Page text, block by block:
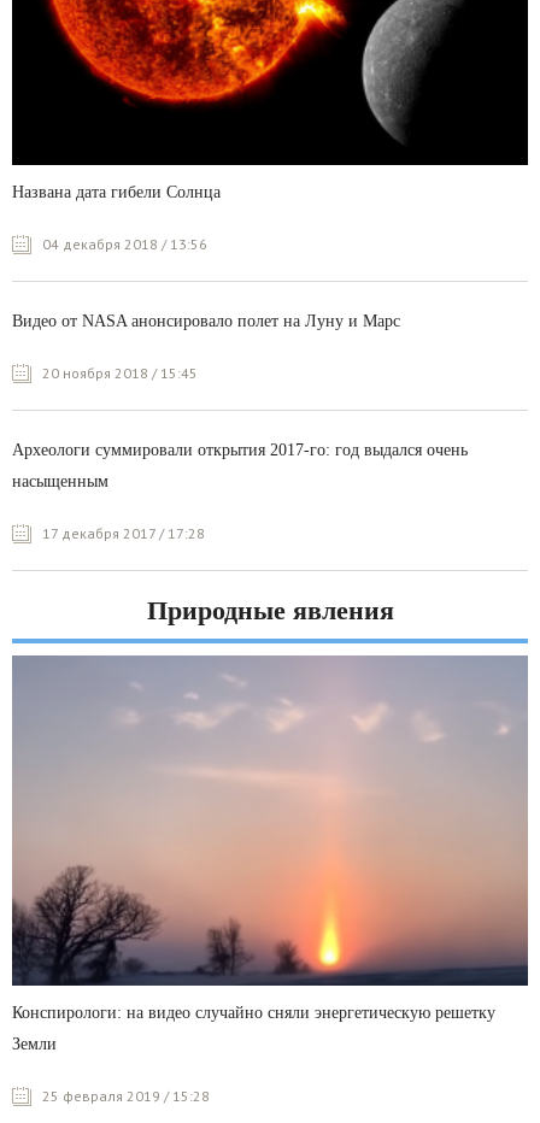
Названа дата гибели Солнца
04 декабря 2018 / 13:56
Видео от NASA анонсировало полет на Луну и Марс
20 ноября 2018 / 15:45
Археологи суммировали открытия 2017-го: год выдался очень
насыщенным
17 декабря 2017 / 17:28
Природные явления
Конспирологи: на видео случайно сняли энергетическую решетку
Земли
25 февраля 2019 / 15:28